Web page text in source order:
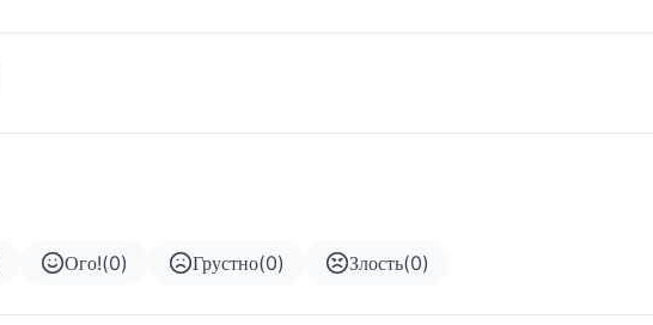
Ого!(0) Грустно(0) Злость(0)